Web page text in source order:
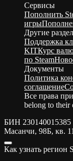
Сервисы
Пополнить
игры
Другие
Поддержка
KITКурс
по Steam
Документы
Политика
соглашение
Все права
belong to their
БИН 230140015385
Масанчи, 98Б, кв.
Как узнать регион